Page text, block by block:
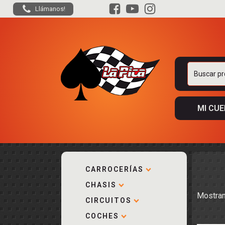
Llámanos!
Buscar
MI
CARROCERÍAS
DESPIECE
CHASIS
CIRCUITOS
COCHES